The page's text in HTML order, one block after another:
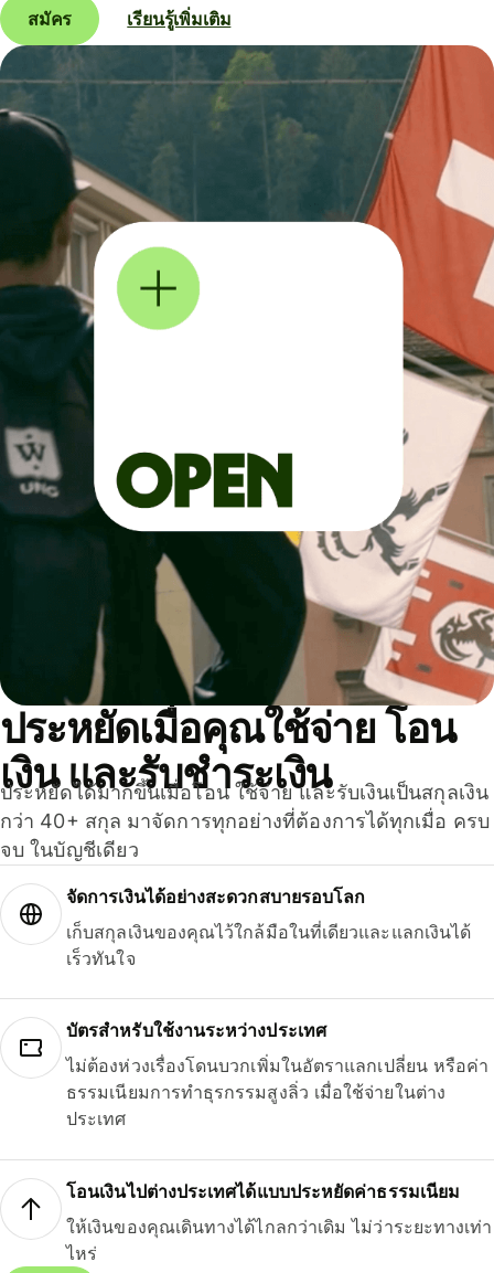
สมัคร เรียนรู้เพิ่มเติม
ประหยัดเมื่อคุณใช้จ่าย โอน
เงิน และรับชำระเงิน
ประหยัดได้มากขึ้นเมื่อโอน ใช้จ่าย และรับเงินเป็นสกุลเงิน
กว่า 40+ สกุล มาจัดการทุกอย่างที่ต้องการได้ทุกเมื่อ ครบ
จบ ในบัญชีเดียว
จัดการเงินได้อย่างสะดวกสบายรอบโลก
เก็บสกุลเงินของคุณไว้ใกล้มือในที่เดียวและแลกเงินได้
เร็วทันใจ
บัตรสำหรับใช้งานระหว่างประเทศ
ไม่ต้องห่วงเรื่องโดนบวกเพิ่มในอัตราแลกเปลี่ยน หรือค่า
ธรรมเนียมการทำธุรกรรมสูงลิ่ว เมื่อใช้จ่ายในต่าง
ประเทศ
โอนเงินไปต่างประเทศได้แบบประหยัดค่าธรรมเนียม
ให้เงินของคุณเดินทางได้ไกลกว่าเดิม ไม่ว่าระยะทางเท่า
ไหร่